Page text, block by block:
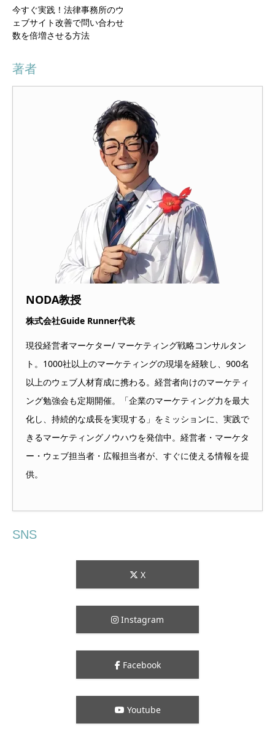
今すぐ実践！法律事務所のウ
ェブサイト改善で問い合わせ
数を倍増させる方法
著者
NODA教授
株式会社Guide Runner代表
現役経営者マーケター/ マーケティング戦略コンサルタン
ト。1000社以上のマーケティングの現場を経験し、900名
以上のウェブ人材育成に携わる。経営者向けのマーケティ
ング勉強会も定期開催。「企業のマーケティング力を最大
化し、持続的な成長を実現する」をミッションに、実践で
きるマーケティングノウハウを発信中。経営者・マーケタ
ー・ウェブ担当者・広報担当者が、すぐに使える情報を提
供。
SNS
X
Instagram
Facebook
Youtube